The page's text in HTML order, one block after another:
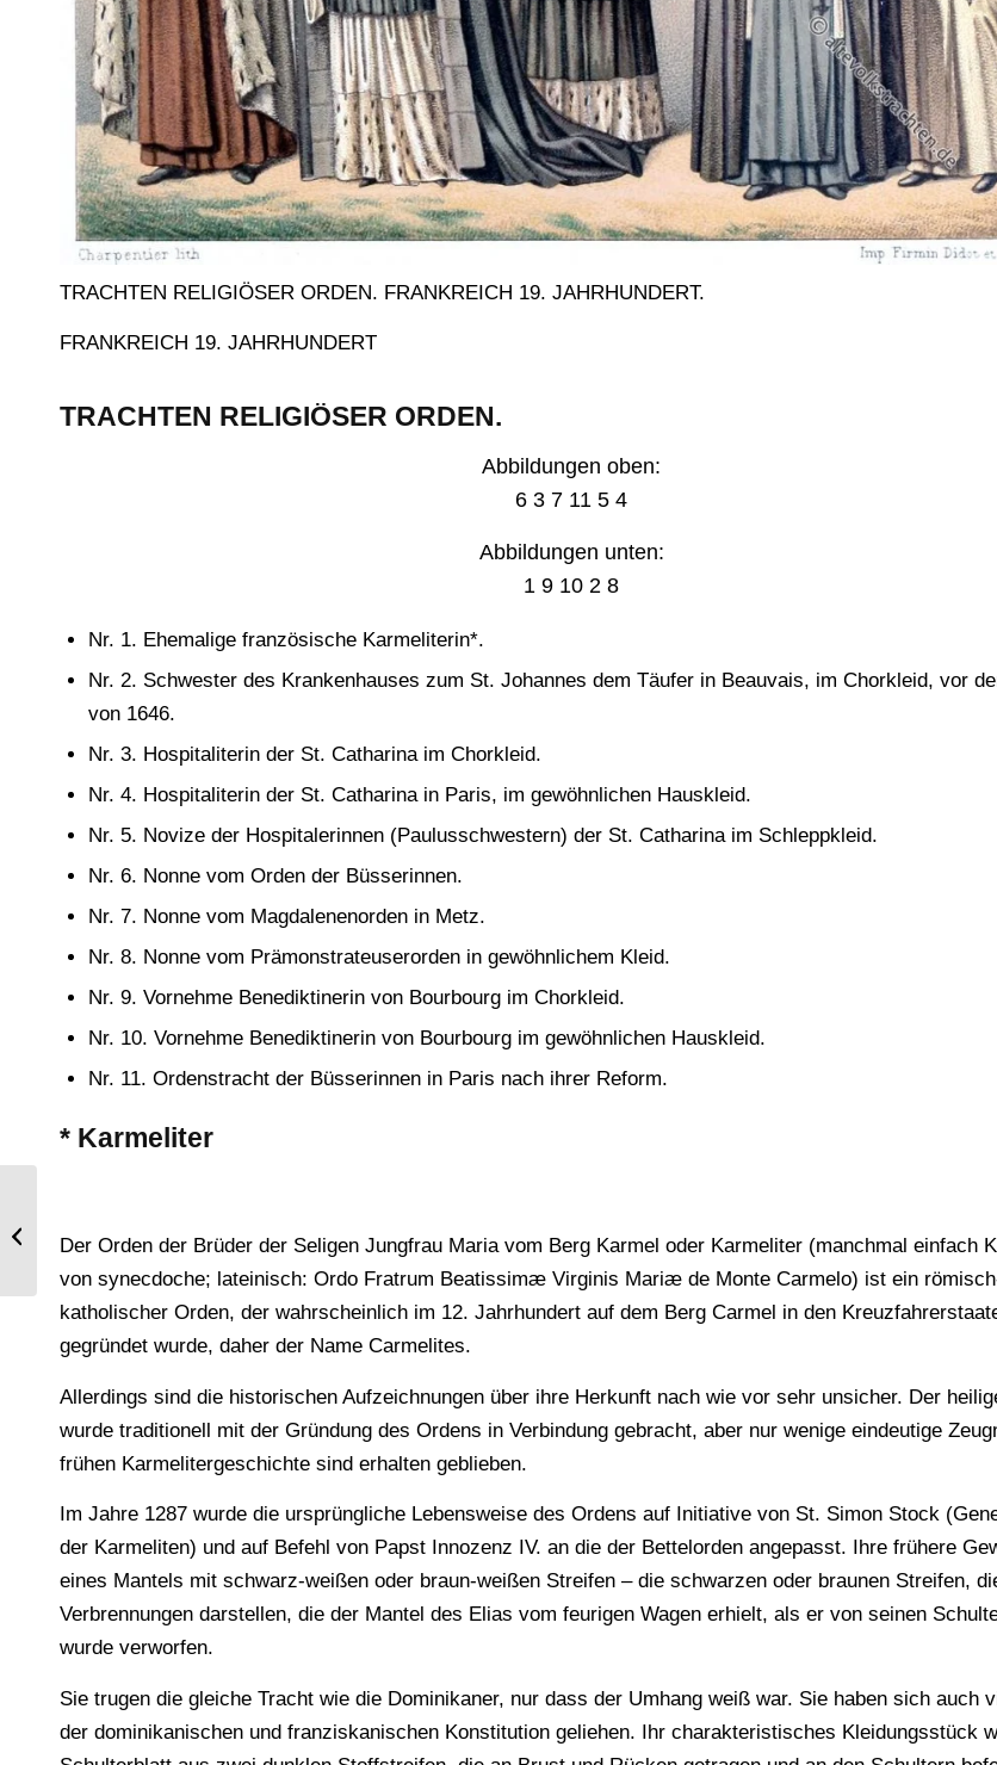
TRACHTEN RELIGIÖSER ORDEN. FRANKREICH 19. JAHRHUNDERT.
FRANKREICH 19. JAHRHUNDERT
TRACHTEN RELIGIÖSER ORDEN.
Abbildungen oben:
6 3 7 11 5 4
Abbildungen unten:
1 9 10 2 8
Nr. 1. Ehemalige französische Karmeliterin*.
Nr. 2. Schwester des Krankenhauses zum St. Johannes dem Täufer in Beauvais, im Chorkleid, vor
von 1646.
Nr. 3. Hospitaliterin der St. Catharina im Chorkleid.
Nr. 4. Hospitaliterin der St. Catharina in Paris, im gewöhnlichen Hauskleid.
Nr. 5. Novize der Hospitalerinnen (Paulusschwestern) der St. Catharina im Schleppkleid.
Nr. 6. Nonne vom Orden der Büsserinnen.
Nr. 7. Nonne vom Magdalenenorden in Metz.
Nr. 8. Nonne vom Prämonstrateuserorden in gewöhnlichem Kleid.
Nr. 9. Vornehme Benediktinerin von Bourbourg im Chorkleid.
Nr. 10. Vornehme Benediktinerin von Bourbourg im gewöhnlichen Hauskleid.
Nr. 11. Ordenstracht der Büsserinnen in Paris nach ihrer Reform.
* Karmeliter
Der Orden der Brüder der Seligen Jungfrau Maria vom Berg Karmel oder Karmeliter (manchmal einfach
von synecdoche; lateinisch: Ordo Fratrum Beatissimæ Virginis Mariæ de Monte Carmelo) ist ein
katholischer Orden, der wahrscheinlich im 12. Jahrhundert auf dem Berg Carmel in den
gegründet wurde, daher der Name Carmelites.
Allerdings sind die historischen Aufzeichnungen über ihre Herkunft nach wie vor sehr unsicher. Der
wurde traditionell mit der Gründung des Ordens in Verbindung gebracht, aber nur wenige eindeutige
frühen Karmelitergeschichte sind erhalten geblieben.
Im Jahre 1287 wurde die ursprüngliche Lebensweise des Ordens auf Initiative von St. Simon Stock
der Karmeliten) und auf Befehl von Papst Innozenz IV. an die der Bettelorden angepasst. Ihre frühere
eines Mantels mit schwarz-weißen oder braun-weißen Streifen – die schwarzen oder braunen Streifen,
Verbrennungen darstellen, die der Mantel des Elias vom feurigen Wagen erhielt, als er von seinen
wurde verworfen.
Sie trugen die gleiche Tracht wie die Dominikaner, nur dass der Umhang weiß war. Sie haben sich auch
der dominikanischen und franziskanischen Konstitution geliehen. Ihr charakteristisches Kleidungsstück
Gesellschaften – Rom.